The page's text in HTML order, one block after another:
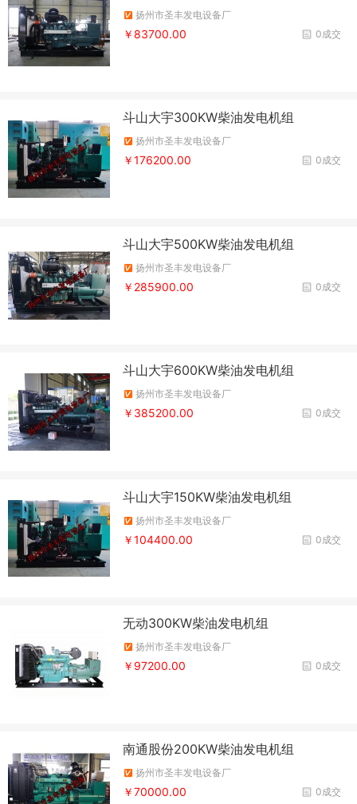
扬州市圣丰发电设备厂
0成交
￥83700.00
斗山大宇300KW柴油发电机组
扬州市圣丰发电设备厂
0成交
￥176200.00
斗山大宇500KW柴油发电机组
扬州市圣丰发电设备厂
0成交
￥285900.00
斗山大宇600KW柴油发电机组
扬州市圣丰发电设备厂
0成交
￥385200.00
斗山大宇150KW柴油发电机组
扬州市圣丰发电设备厂
0成交
￥104400.00
无动300KW柴油发电机组
扬州市圣丰发电设备厂
0成交
￥97200.00
南通股份200KW柴油发电机组
扬州市圣丰发电设备厂
0成交
￥70000.00